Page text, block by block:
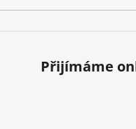
Přijímáme